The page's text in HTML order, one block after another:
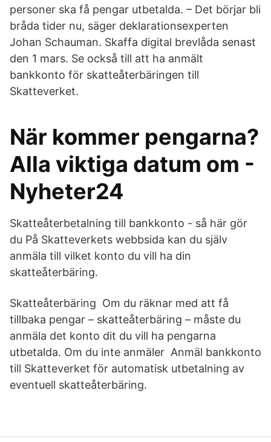
personer ska få pengar utbetalda. – Det börjar bli
bråda tider nu, säger deklarationsexperten
Johan Schauman. Skaffa digital brevlåda senast
den 1 mars. Se också till att ha anmält
bankkonto för skatteåterbäringen till
Skatteverket.
När kommer pengarna?
Alla viktiga datum om -
Nyheter24
Skatteåterbetalning till bankkonto - så här gör
du På Skatteverkets webbsida kan du själv
anmäla till vilket konto du vill ha din
skatteåterbäring.
Skatteåterbäring Om du räknar med att få
tillbaka pengar – skatteåterbäring – måste du
anmäla det konto dit du vill ha pengarna
utbetalda. Om du inte anmäler Anmäl bankkonto
till Skatteverket för automatisk utbetalning av
eventuell skatteåterbäring.